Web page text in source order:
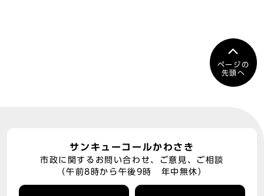
ページの
先頭へ
サンキューコールかわさき
市政に関するお問い合わせ、ご意見、ご相談
（午前8時から午後9時 年中無休）